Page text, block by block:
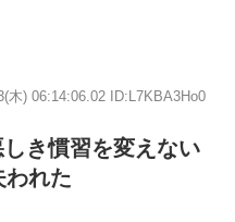
木) 06:14:06.02 ID:L7KBA3Ho0
しき慣習を変えない
われた